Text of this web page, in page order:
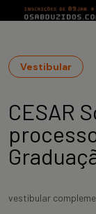
Vestibular
CESAR
vestibular